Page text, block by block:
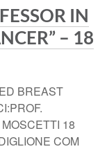
IN
– 18
BREAST
18
COM